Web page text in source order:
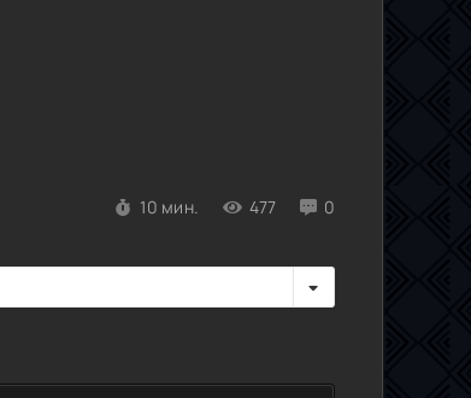
10 мин. 477 0